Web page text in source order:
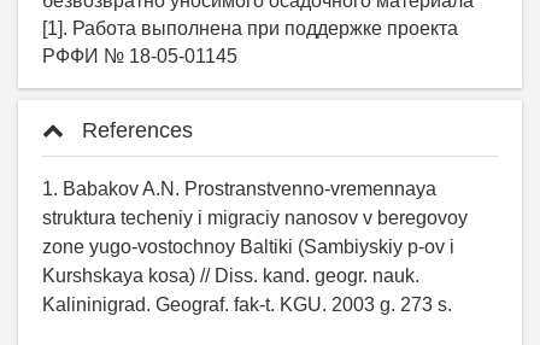
[1]. Работа выполнена при поддержке проекта
РФФИ № 18-05-01145
References
1. Babakov A.N. Prostranstvenno-vremennaya
struktura techeniy i migraciy nanosov v beregovoy
zone yugo-vostochnoy Baltiki (Sambiyskiy p-ov i
Kurshskaya kosa) // Diss. kand. geogr. nauk.
Kalininigrad. Geograf. fak-t. KGU. 2003 g. 273 s.